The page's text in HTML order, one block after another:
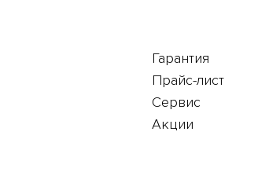
Гарантия
Прайс-лист
Сервис
Акции